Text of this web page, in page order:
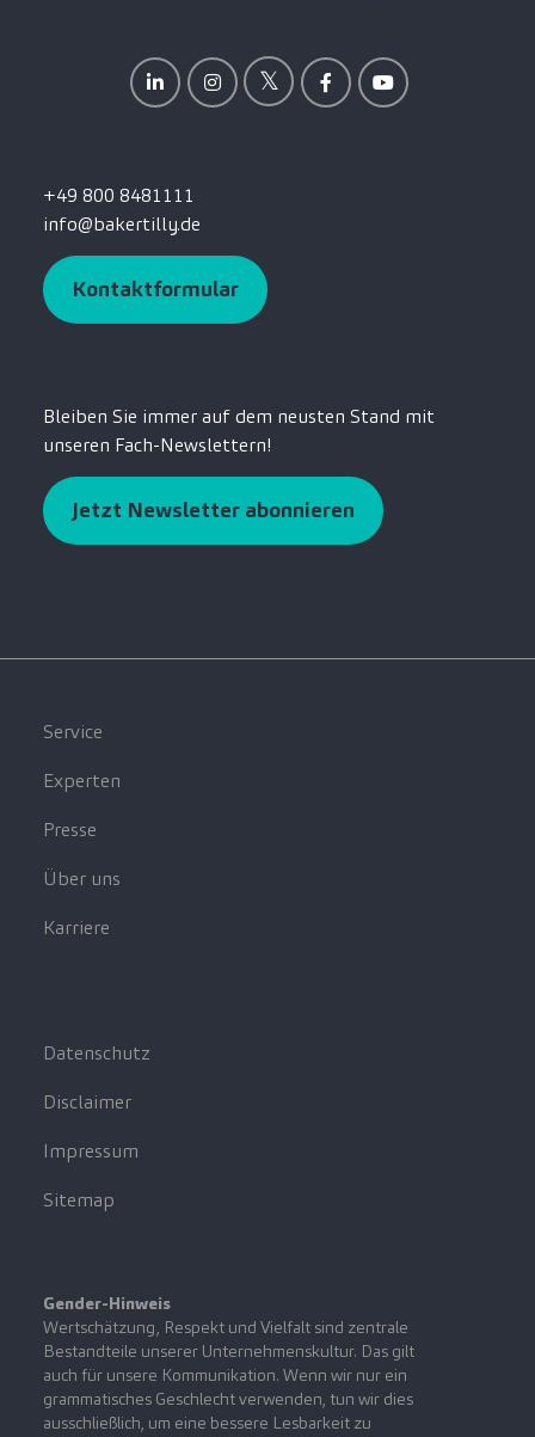
+49 800 8481111
info@bakertilly.de
Kontaktformular
Bleiben Sie immer auf dem neusten Stand mit
unseren Fach-Newslettern!
Jetzt Newsletter abonnieren
Service
Experten
Presse
Über uns
Karriere
Datenschutz
Disclaimer
Impressum
Sitemap
Gender-Hinweis
Wertschätzung, Respekt und Vielfalt sind zentrale
Bestandteile unserer Unternehmenskultur. Das gilt
auch für unsere Kommunikation. Wenn wir nur ein
grammatisches Geschlecht verwenden, tun wir dies
ausschließlich, um eine bessere Lesbarkeit zu